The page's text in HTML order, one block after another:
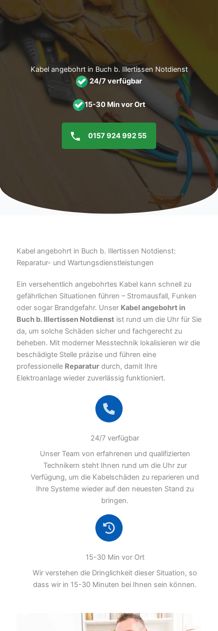
Inhalt
Kabel angebohrt in Buch b. Illertissen Notdienst
24/7 verfügbar
15-30 Min vor Ort
0157 924 992 55
Kabel angebohrt in Buch b. Illertissen Notdienst:
Reparatur- und Wartungsdienstleistungen
Ein versehentlich angebohrtes Kabel kann schnell zu
gefährlichen Situationen führen – Stromausfall, Funken
oder sogar Brandgefahr. Unser Kabel angebohrt in
Buch b. Illertissen Notdienst ist rund um die Uhr für Sie
da, um solche Schäden sicher und fachgerecht zu
beheben. Mit moderner Messtechnik lokalisieren wir die
beschädigte Stelle präzise und führen eine
professionelle Reparatur durch, damit Ihre
Elektroanlage wieder zuverlässig funktioniert.
24/7 verfügbar
Unser Team von erfahrenen und qualifizierten
Technikern steht Ihnen rund um die Uhr zur
Verfügung, um die Kabelschäden zu reparieren und
Ihre Systeme wieder auf den neuesten Stand zu
bringen.
15-30 Min vor Ort
Wir verstehen die Dringlichkeit dieser Situation, so
dass wir in 15-30 Minuten bei Ihnen sein können.